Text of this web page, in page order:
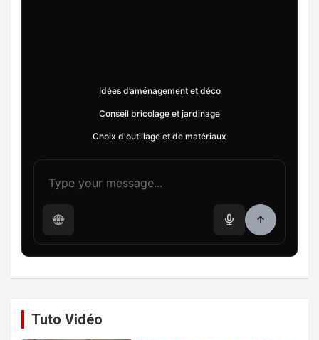
Idées d’aménagement et déco
Conseil bricolage et jardinage
Choix d'outillage et de matériaux
Tuto Vidéo